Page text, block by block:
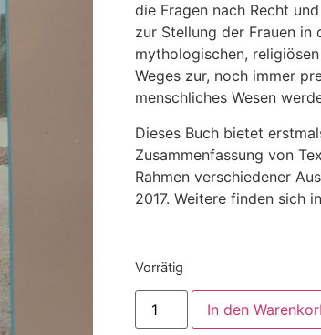
die Fragen nach Recht
zur Stellung der Frauen in
mythologischen,
Weges zur, noch immer
menschliches Wesen
Dieses Buch bietet
Zusammenfassung von
Rahmen verschiedener
2017. Weitere finden sich
Vorrätig
In den